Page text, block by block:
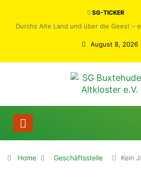
SG-TICKER
Durchs Alte Land und über die Geest –
August 8, 2026
Home Geschäftsstelle Kein